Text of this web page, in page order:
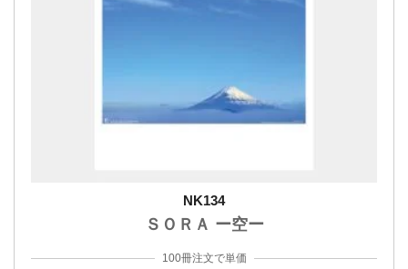
NK134
ＳＯＲＡ ー空ー
100冊注文で単価